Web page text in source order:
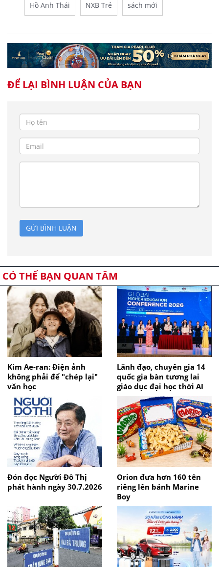
Hồ Anh Thái NXB Trẻ sách mới
ĐỂ LẠI BÌNH LUẬN CỦA BẠN
GỬI BÌNH LUẬN
CÓ THỂ BẠN QUAN TÂM
Kim Ae-ran: Điện ảnh
không phải để "chép lại"
văn học
Lãnh đạo, chuyên gia 14
quốc gia bàn tương lai
giáo dục đại học thời AI
Đón đọc Người Đô Thị
phát hành ngày 30.7.2026
Orion đưa hơn 160 tên
riêng lên bánh Marine
Boy